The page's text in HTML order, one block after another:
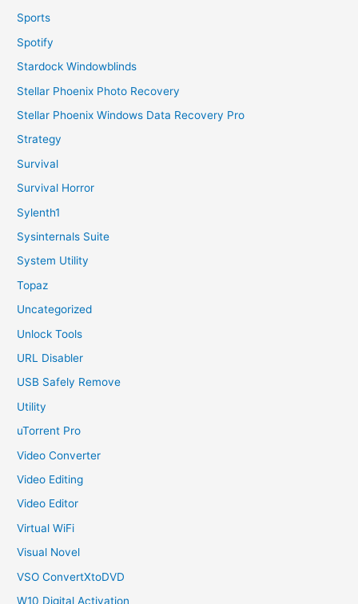
Sports
Spotify
Stardock Windowblinds
Stellar Phoenix Photo Recovery
Stellar Phoenix Windows Data Recovery Pro
Strategy
Survival
Survival Horror
Sylenth1
Sysinternals Suite
System Utility
Topaz
Uncategorized
Unlock Tools
URL Disabler
USB Safely Remove
Utility
uTorrent Pro
Video Converter
Video Editing
Video Editor
Virtual WiFi
Visual Novel
VSO ConvertXtoDVD
W10 Digital Activation